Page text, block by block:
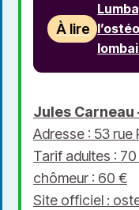
À lire
Jules Carneau
Adresse : 53 rue
Tarif adultes :
chômeur : 60 €
Site officiel :